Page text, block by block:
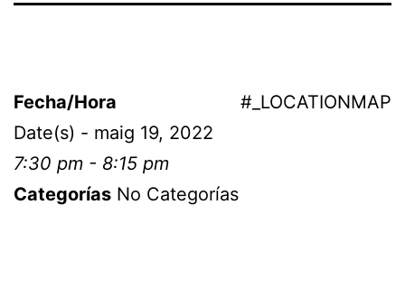
#_LOCATIONMAP
Fecha/Hora
Date(s) - maig 19, 2022
7:30 pm - 8:15 pm
Categorías No Categorías